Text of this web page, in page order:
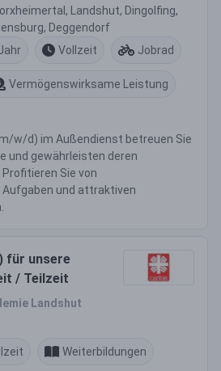
Landshut, Dingolfing,
Deggendorf
Vollzeit Jobrad
Vermögenswirksame Leistung
w/d) im Außendienst betreuen Sie
und gewährleisten deren
Sie von
und attraktiven
für unsere
/ Teilzeit
Landshut
Weiterbildungen